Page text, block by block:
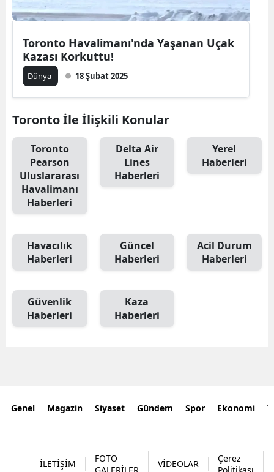
Toronto Havalimanı'nda Yaşanan Uçak
Kazası Korkuttu!
Dünya 18 Şubat 2025
Toronto İle İlişkili Konular
Toronto
Pearson
Uluslararası
Havalimanı
Haberleri
Delta Air
Lines
Haberleri
Yerel
Haberleri
Havacılık
Haberleri
Güncel
Haberleri
Acil Durum
Haberleri
Güvenlik
Haberleri
Kaza
Haberleri
Genel Magazin Siyaset Gündem Spor Ekonomi
İLETİŞİM
FOTO
GALERİLER
VİDEOLAR
Çerez
Politikası